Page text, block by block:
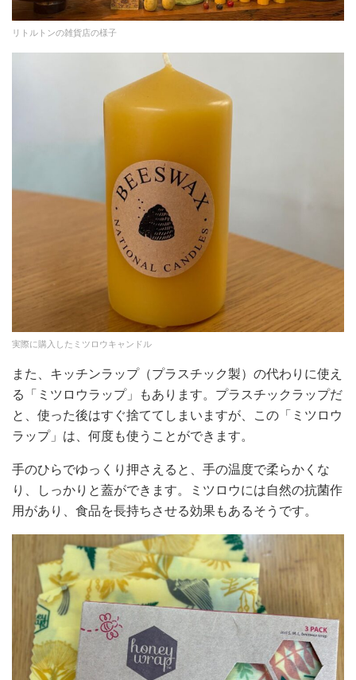
リトルトンの雑貨店の様子
実際に購入したミツロウキャンドル
また、キッチンラップ（プラスチック製）の代わりに使え
る「ミツロウラップ」もあります。プラスチックラップだ
と、使った後はすぐ捨ててしまいますが、この「ミツロウ
ラップ」は、何度も使うことができます。
手のひらでゆっくり押さえると、手の温度で柔らかくな
り、しっかりと蓋ができます。ミツロウには自然の抗菌作
用があり、食品を長持ちさせる効果もあるそうです。